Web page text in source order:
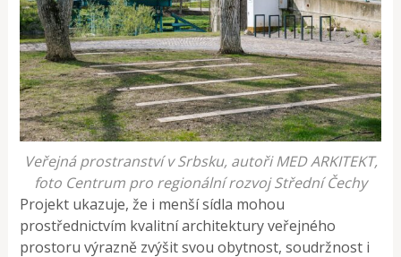
Veřejná prostranství v Srbsku, autoři MED ARKITEKT,
foto Centrum pro regionální rozvoj Střední Čechy
Projekt ukazuje, že i menší sídla mohou
prostřednictvím kvalitní architektury veřejného
prostoru výrazně zvýšit svou obytnost, soudržnost i